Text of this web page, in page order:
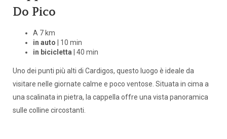
Do Pico
A 7 km
in auto | 10 min
in bicicletta | 40 min
Uno dei punti più alti di Cardigos, questo luogo è ideale da
visitare nelle giornate calme e poco ventose. Situata in cima a
una scalinata in pietra, la cappella offre una vista panoramica
sulle colline circostanti.